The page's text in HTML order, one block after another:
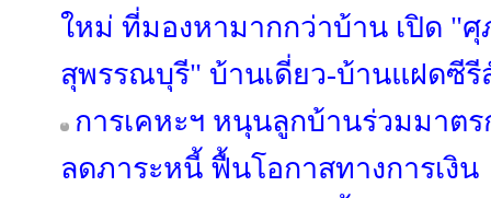
ใหม่ ที่มองหามากกว่าบ้าน เปิด "
สุพรรณบุรี" บ้านเดี่ยว-บ้านแฝดซีรี
การเคหะฯ หนุนลูกบ้านร่วมมาต
ลดภาระหนี้ ฟื้นโอกาสทางการเงิน